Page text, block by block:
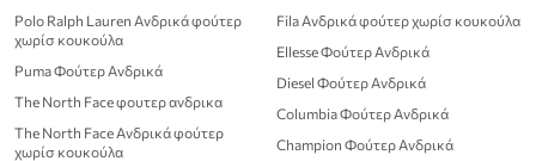
Polo Ralph Lauren Ανδρικά φούτερ
χωρίσ κουκούλα
Puma Φούτερ Ανδρικά
The North Face φουτερ ανδρικα
The North Face Ανδρικά φούτερ
χωρίσ κουκούλα
Fila Ανδρικά φούτερ χωρίσ κουκούλα
Ellesse Φούτερ Ανδρικά
Diesel Φούτερ Ανδρικά
Columbia Φούτερ Ανδρικά
Champion Φούτερ Ανδρικά